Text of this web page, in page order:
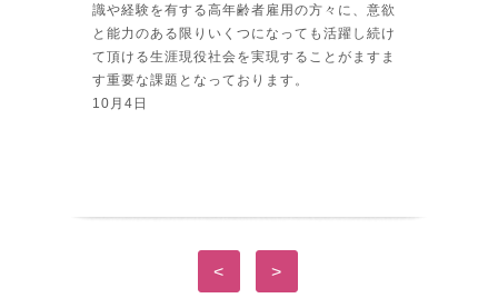
識や経験を有する高年齢者雇用の方々に、意欲
と能力のある限りいくつになっても活躍し続け
て頂ける生涯現役社会を実現することがますま
す重要な課題となっております。
10月4日
< >